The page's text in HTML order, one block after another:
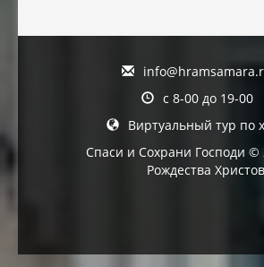
с 8-00 до 19-00
Виртуальный тур по
Спаси и Сохрани Господи ©
Рождества